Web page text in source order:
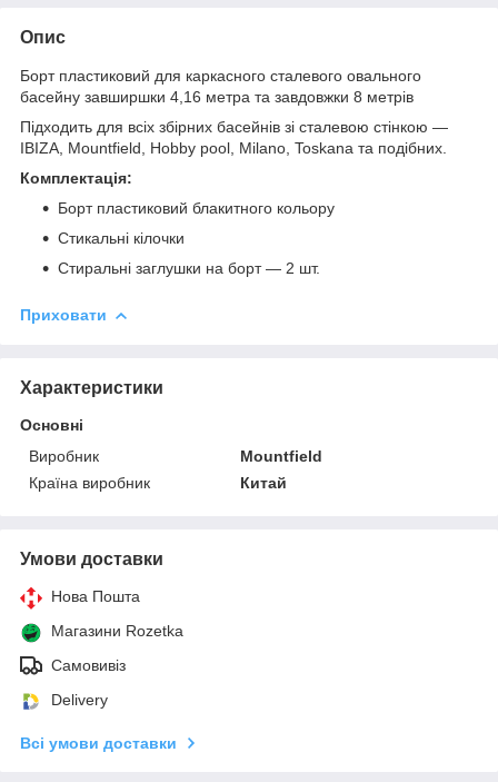
Опис
Борт пластиковий для каркасного сталевого овального
басейну завширшки 4,16 метра та завдовжки 8 метрів
Підходить для всіх збірних басейнів зі сталевою стінкою —
IBIZA, Mountfield, Hobby pool, Milano, Toskana та подібних.
Комплектація:
Борт пластиковий блакитного кольору
Стикальні кілочки
Стиральні заглушки на борт — 2 шт.
Приховати
Характеристики
Основні
Виробник
Mountfield
Країна виробник
Китай
Умови доставки
Нова Пошта
Магазини Rozetka
Самовивіз
Delivery
Всі умови доставки